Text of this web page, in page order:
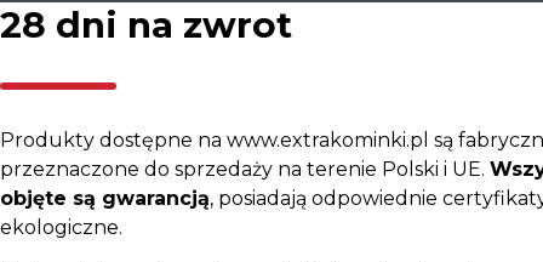
28 dni na zwrot
Produkty dostępne na www.extrakominki.pl są
przeznaczone do sprzedaży na terenie Polski i UE.
objęte są gwarancją, posiadają odpowiednie
ekologiczne.